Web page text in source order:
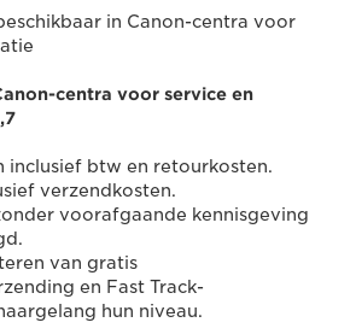
in Canon-centra voor
centra voor service en
inclusief btw en retourkosten.
verzendkosten.
voorafgaande kennisgeving
van gratis
en Fast Track-
hun niveau.